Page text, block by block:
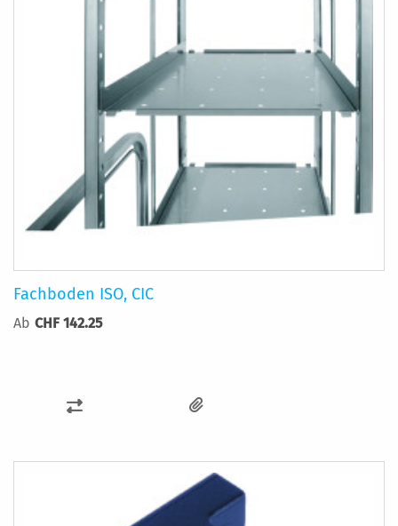
Fachboden ISO, CIC
Ab CHF 142.25
ZUR
HINZUFÜGEN